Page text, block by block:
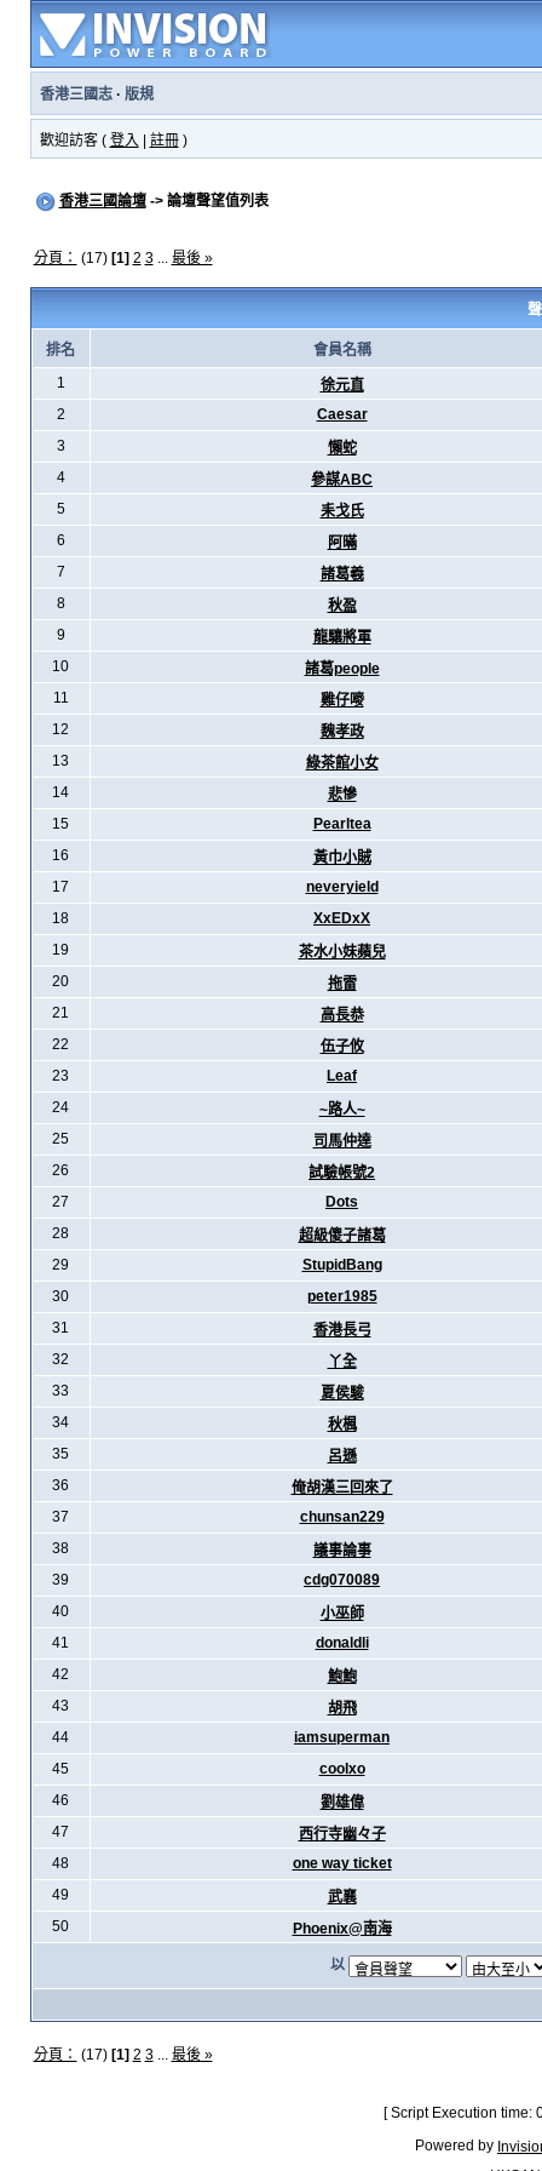
香港三國志· 版規
歡迎訪客 ( 登入 註冊)
香港三國論壇-> 論壇聲望值列表
分頁： (17) [1] 2 3... 最後 »
排名
會員名稱
1
徐元直
2
Caesar
3
懶蛇
4
參謀ABC
5
耒戈氏
6
阿暪
7
諸葛羲
8
秋盈
9
龍驤將軍
10
諸葛people
11
雞仔嘜
12
魏孝政
13
綠茶館小女
14
悲慘
15
Pearltea
16
黃巾小賊
17
neveryield
18
XxEDxX
19
茶水小妹蘋兒
20
拖雷
21
高長恭
22
伍子攸
23
Leaf
24
~路人~
25
司馬仲達
26
試驗帳號2
27
Dots
28
超級傻子諸葛
29
StupidBang
30
peter1985
31
香港長弓
32
丫全
33
夏侯駿
34
秋楓
35
呂遜
36
俺胡漢三回來了
37
chunsan229
38
議事論事
39
cdg070089
40
小巫師
41
donaldli
42
鮑鮑
43
胡飛
44
iamsuperman
45
coolxo
46
劉雄偉
47
西行寺幽々子
48
one way ticket
49
武襄
50
Phoenix@南海
以
分頁： (17) [1] 2 3... 最後 »
[ Script Execution
Powered by